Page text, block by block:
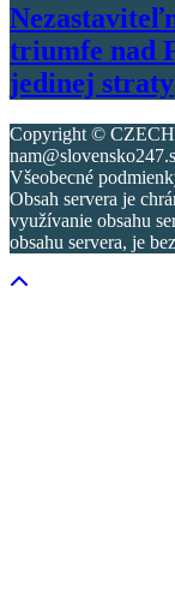
triumfe nad
jedinej straty
Copyright ©
Všeobecné
Obsah servera je
využívanie obsahu
obsahu servera, je